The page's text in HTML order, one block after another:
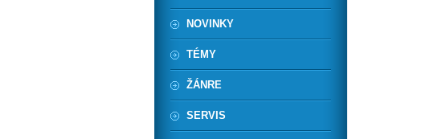
NOVINKY
TÉMY
ŽÁNRE
SERVIS